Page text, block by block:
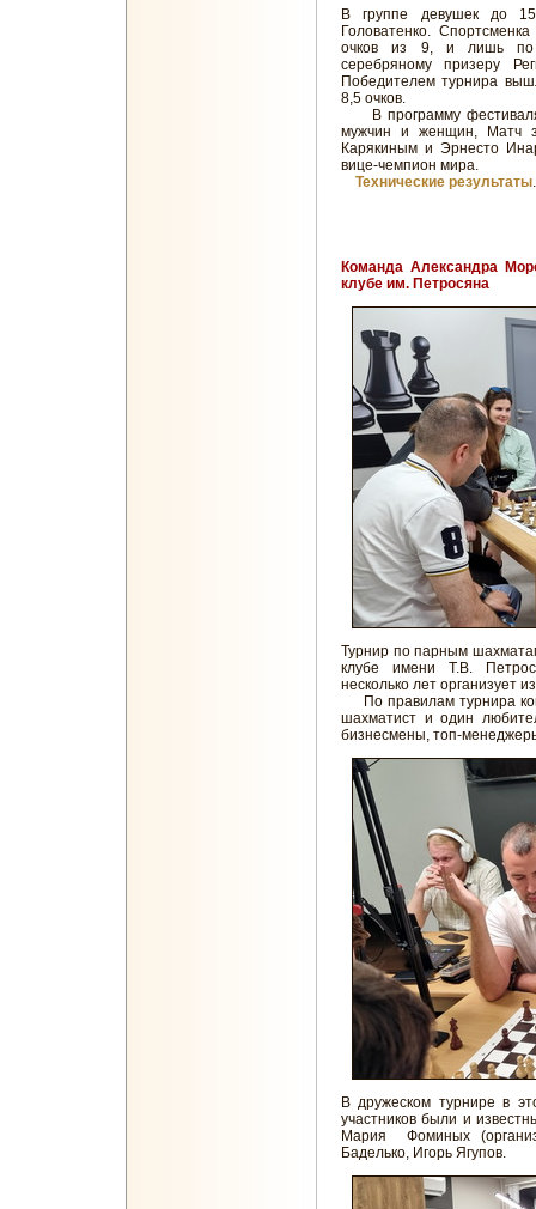
В группе девушек до
Головатенко.
очков из 9, и лишь по
серебряному призеру
Победителем турнира
8,5 очков.
В программу фестиваля
мужчин и женщин, Матч
Карякиным и Эрнесто
вице-чемпион мира.
Технические результаты
Команда Александра
клубе им. Петросяна
Турнир по парным
клубе имени Т.В.
несколько лет организует
По правилам турнира
шахматист и один
бизнесмены, топ-
В дружеском турнире в
участников были и
Мария Фоминых
Баделько, Игорь Ягупов.